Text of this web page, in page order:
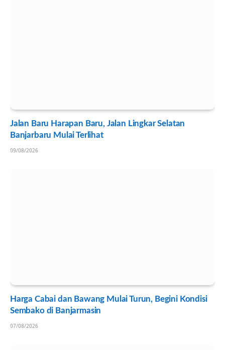
Jalan Baru Harapan Baru, Jalan Lingkar Selatan
Banjarbaru Mulai Terlihat
09/08/2026
Harga Cabai dan Bawang Mulai Turun, Begini Kondisi
Sembako di Banjarmasin
07/08/2026